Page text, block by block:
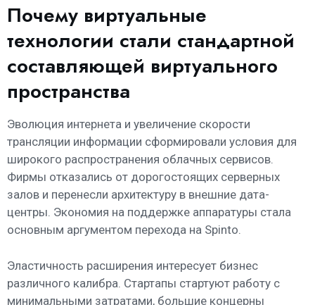
Почему виртуальные
технологии стали стандартной
составляющей виртуального
пространства
Эволюция интернета и увеличение скорости
трансляции информации сформировали условия для
широкого распространения облачных сервисов.
Фирмы отказались от дорогостоящих серверных
залов и перенесли архитектуру в внешние дата-
центры. Экономия на поддержке аппаратуры стала
основным аргументом перехода на Spinto.
Эластичность расширения интересует бизнес
различного калибра. Стартапы стартуют работу с
минимальными затратами, большие концерны